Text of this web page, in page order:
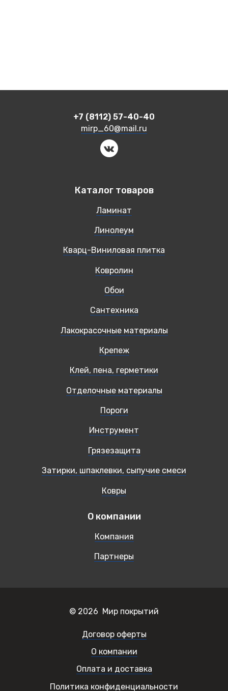
+7 (8112) 57-40-40
mirp_60@mail.ru
Каталог товаров
Ламинат
Линолеум
Кварц-Виниловая плитка
Ковролин
Обои
Сантехника
Лакокрасочные материалы
Крепеж
Клей, пена, герметики
Отделочные материалы
Пороги
Инструмент
Грязезащита
Затирки, шпаклевки, сыпучие смеси
Ковры
О компании
Компания
Партнеры
© 2026 Мир покрытий
Договор оферты
О компании
Оплата и доставка
Политика конфиденциальности